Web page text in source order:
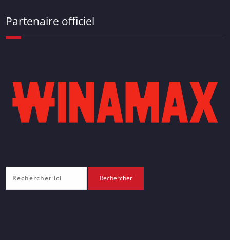
Partenaire officiel